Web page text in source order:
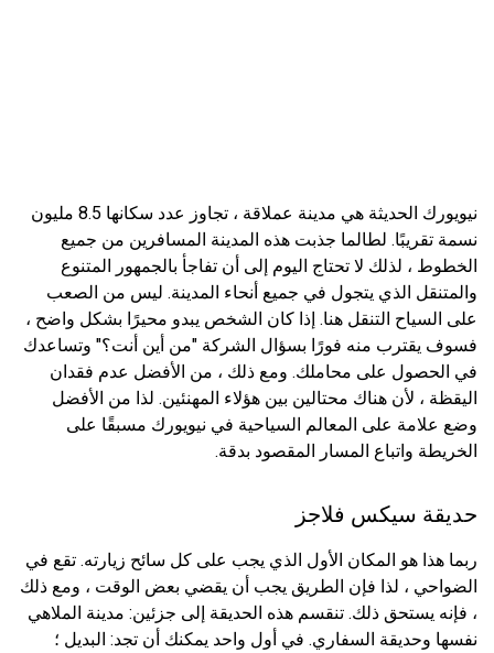
نيويورك الحديثة هي مدينة عملاقة ، تجاوز عدد سكانها 8.5 مليون
نسمة تقريبًا. لطالما جذبت هذه المدينة المسافرين من جميع
الخطوط ، لذلك لا تحتاج اليوم إلى أن تفاجأ بالجمهور المتنوع
والمتنقل الذي يتجول في جميع أنحاء المدينة. ليس من الصعب
على السياح التنقل هنا. إذا كان الشخص يبدو محيرًا بشكل واضح ،
فسوف يقترب منه فورًا بسؤال الشركة "من أين أنت؟" وتساعدك
في الحصول على محاملك. ومع ذلك ، من الأفضل عدم فقدان
اليقظة ، لأن هناك محتالين بين هؤلاء المهنئين. لذا من الأفضل
وضع علامة على المعالم السياحية في نيويورك مسبقًا على
الخريطة واتباع المسار المقصود بدقة.
حديقة سيكس فلاجز
ربما هذا هو المكان الأول الذي يجب على كل سائح زيارته. تقع في
الضواحي ، لذا فإن الطريق يجب أن يقضي بعض الوقت ، ومع ذلك
، فإنه يستحق ذلك. تنقسم هذه الحديقة إلى جزئين: مدينة الملاهي
نفسها وحديقة السفاري. في أول واحد يمكنك أن تجد: البديل ؛